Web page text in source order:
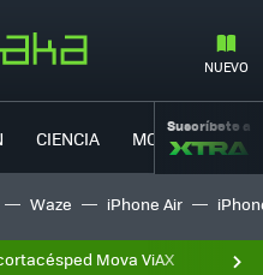
NUEVO
CIENCIA MOVILIDAD
Suscríbete a
Waze iPhone Air
Mova ViAX